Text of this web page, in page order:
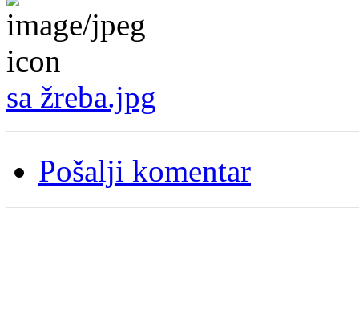
sa žreba.jpg
Pošalji komentar